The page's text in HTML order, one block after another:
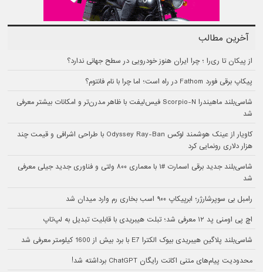
آخرین مطالب
از پیکان تا ری‌را ؛ چرا ایران هنوز خودرویی در سطح جهانی ندارد؟
پیکاپ برقی فورد Fathom در راه است؛ اما چرا با نام فانتوم؟
شاسی‌بلند ماهیندرا Scorpio-N فیس‌لیفت با ظاهر مدرن‌تر و امکانات بیشتر معرفی
شد
کاویار از عینک هوشمند لوکس Odyssey Ray-Ban با طراحی اشرافی و قیمت چند
هزار دلاری رونمایی کرد
شاسی‌بلند جدید برقی اسمارت #۱ با معماری ۸۰۰ ولتی و فناوری جدید جیلی معرفی
شد
رامبل بی سوپرشارژر؛ ابرپیکاپ ۹۰۰ اسب بخاری رم وارد میدان شد
اچ پی اومنی پد ۱۲ معرفی شد؛ تبلت هیبریدی با قابلیت تبدیل به لپ‌تاپ
شاسی‌بلند پلاگین هیبریدی بیوک الکترا E7 با برد بیش از 1600 کیلومتر معرفی شد
محدودیت پیام‌های متنی اکانت رایگان ChatGPT برداشته شد!